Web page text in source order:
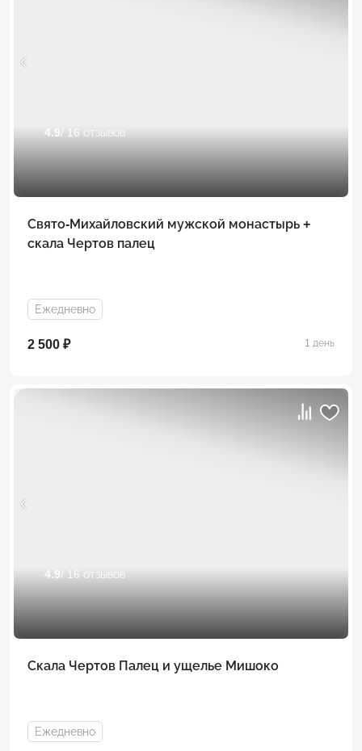
4.9 / 16 отзывов
Свято-Михайловский мужской монастырь +
скала Чертов палец
Ежедневно
2 500 ₽ 1 день
4.9 / 16 отзывов
Скала Чертов Палец и ущелье Мишоко
Ежедневно